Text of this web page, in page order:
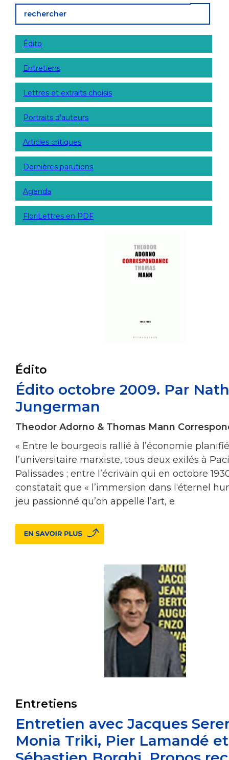
Édito
Édito octobre 2009. Par
Jungerman
Theodor Adorno & Thomas Mann
« Entre le bourgeois rallié à l’économie
l’universitaire marxiste, tous deux exilés à
Palissades ; entre l’écrivain qui en octobre
constatait que « l’immersion dans l‘éternel
jeu passionné qu’on appelle l’art, e
Entretiens
Entretien avec Jacques
Monia Triki, Pier Lamandé et
Édito
Entretiens
Lettres et extraits choisis
Portraits d’auteurs
Articles critiques
Dernières parutions
Agenda
FloriLettres en PDF